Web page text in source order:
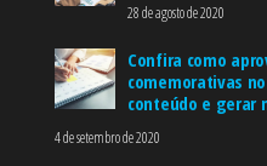
28 de agosto de 2020
Confira como
comemorativas
conteúdo e gerar
4 de setembro de 2020